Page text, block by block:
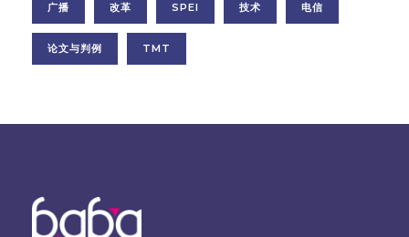
广播 改革 SPEI 技术 电信
论文与判例 TMT